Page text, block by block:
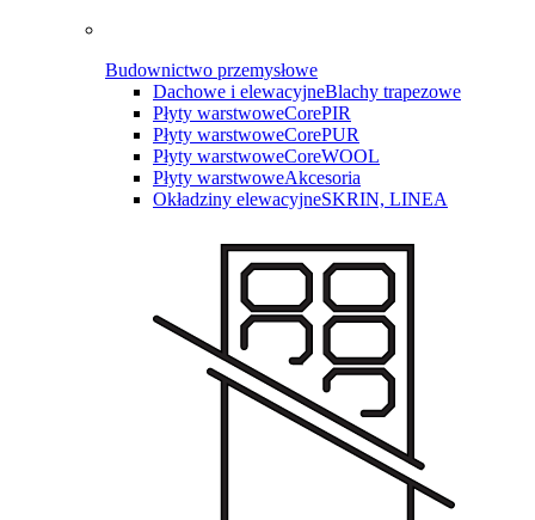
Budownictwo przemysłowe
Dachowe i elewacyjneBlachy trapezowe
Płyty warstwoweCorePIR
Płyty warstwoweCorePUR
Płyty warstwoweCoreWOOL
Płyty warstwoweAkcesoria
Okładziny elewacyjneSKRIN, LINEA